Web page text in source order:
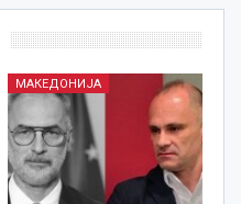
МАКЕДОНИЈА